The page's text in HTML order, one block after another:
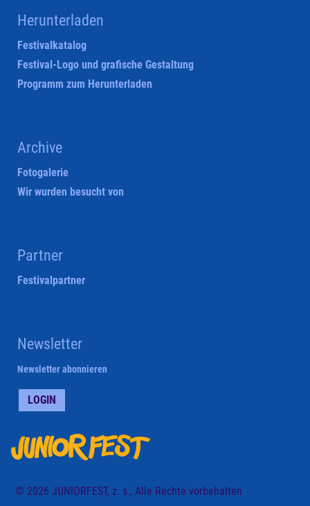
Herunterladen
Festivalkatalog
Festival-Logo und grafische Gestaltung
Programm zum Herunterladen
Archive
Fotogalerie
Wir wurden besucht von
Partner
Festivalpartner
Newsletter
Newsletter abonnieren
LOGIN
© 2026 JUNIORFEST, z. s., Alle Rechte vorbehalten